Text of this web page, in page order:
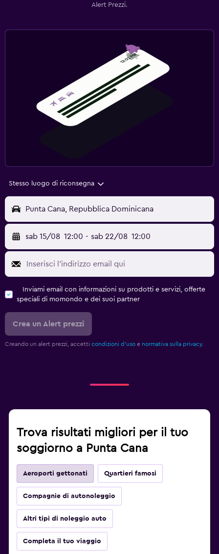
Alert Prezzi.
Stesso luogo di riconsegna
Punta Cana, Repubblica Dominicana
sab 15/08 12:00 - sab 22/08 12:00
Inviami email con informazioni su prodotti e servizi, offerte
speciali di momondo e dei suoi partner
Crea un Alert prezzi
Creando un alert prezzi, accetti condizioni d'uso e normativa sulla privacy.
Trova risultati migliori per il tuo
soggiorno a Punta Cana
Aeroporti gettonati Quartieri famosi
Compagnie di autonoleggio
Altri tipi di noleggio auto
Completa il tuo viaggio